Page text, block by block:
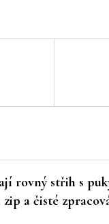
rovný střih s
a čisté